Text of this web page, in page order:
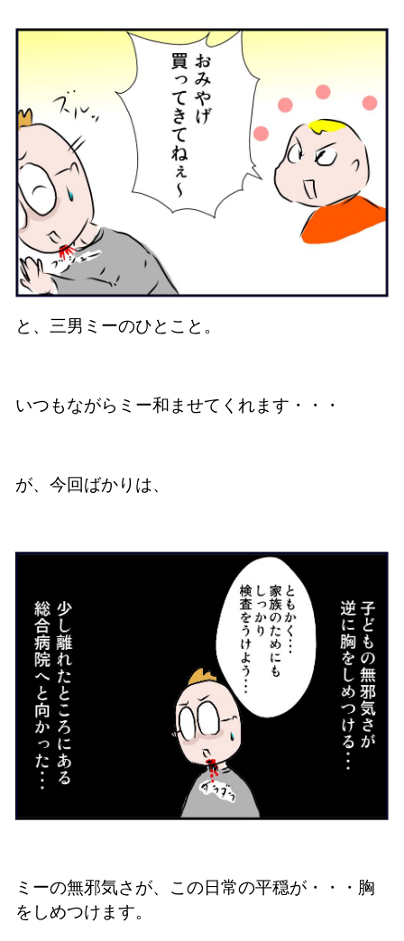
と、三男ミーのひとこと。
いつもながらミー和ませてくれます・・・
が、今回ばかりは、
ミーの無邪気さが、この日常の平穏が・・・胸
をしめつけます。